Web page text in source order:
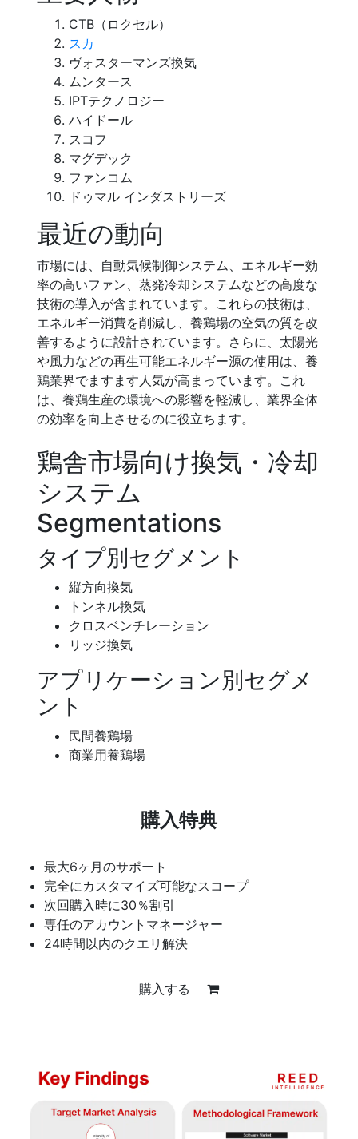
CTB（ロクセル）
スカ
ヴォスターマンズ換気
ムンタース
IPTテクノロジー
ハイドール
スコフ
マグデック
ファンコム
ドゥマル インダストリーズ
最近の動向
市場には、自動気候制御システム、エネルギー効
率の高いファン、蒸発冷却システムなどの高度な
技術の導入が含まれています。これらの技術は、
エネルギー消費を削減し、養鶏場の空気の質を改
善するように設計されています。さらに、太陽光
や風力などの再生可能エネルギー源の使用は、養
鶏業界でますます人気が高まっています。これ
は、養鶏生産の環境への影響を軽減し、業界全体
の効率を向上させるのに役立ちます。
鶏舎市場向け換気・冷却
システム
Segmentations
タイプ別セグメント
縦方向換気
トンネル換気
クロスベンチレーション
リッジ換気
アプリケーション別セグメ
ント
民間養鶏場
商業用養鶏場
購入特典
最大6ヶ月のサポート
完全にカスタマイズ可能なスコープ
次回購入時に30％割引
専任のアカウントマネージャー
24時間以内のクエリ解決
購入する